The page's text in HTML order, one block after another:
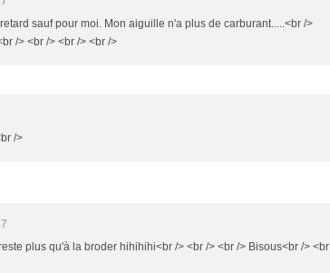
sauf pour moi. Mon aiguille n'a plus de carburant.....<br />
/> <br /> <br /> <br />
/>
plus qu'à la broder hihihihi<br /> <br /> <br /> Bisous<br /> <br